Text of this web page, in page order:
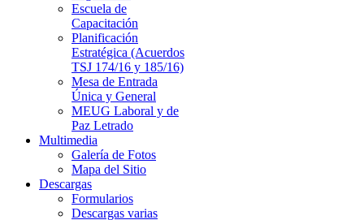
Escuela de
Capacitación
Planificación
Estratégica (Acuerdos
TSJ 174/16 y 185/16)
Mesa de Entrada
Única y General
MEUG Laboral y de
Paz Letrado
Multimedia
Galería de Fotos
Mapa del Sitio
Descargas
Formularios
Descargas varias